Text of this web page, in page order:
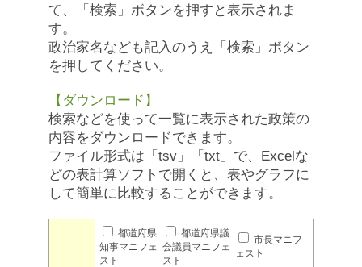
て、「検索」ボタンを押すと表示されま
す。
政治家名なども記入のうえ「検索」ボタン
を押してください。
【ダウンロード】
検索などを使って一覧に表示された政策の
内容をダウンロードできます。
ファイル形式は「tsv」「txt」で、Excelな
どの表計算ソフトで開くと、表やグラフに
して簡単に比較することができます。
都道府県
知事マニフェ
スト
都道府県議
会議員マニフェ
スト
市長マニフ
ェスト